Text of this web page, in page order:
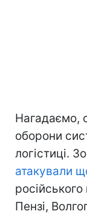
Нагадаємо,
оборони
логістиці.
атакували
Пензі,